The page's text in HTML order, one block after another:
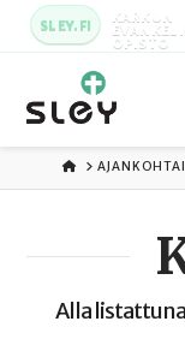
SLEY.FI KARKUN
OPISTO
ETUSIVU
Alla